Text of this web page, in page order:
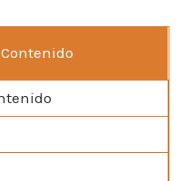
Contenido